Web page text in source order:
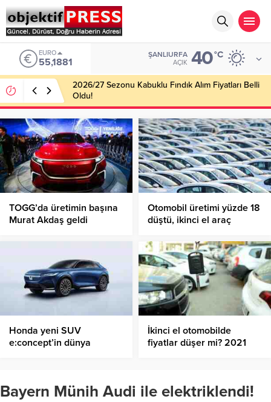
ALTIN
6.660,55
ŞANLIURFA
AÇIK 40°C
Haliliye Belediyesi Her Gün 4 Bin 898 Kişiye Sıcak
Yemek Ulaştırıyor!
TOGG’da üretimin başına
Murat Akdaş geldi
Otomobil üretimi yüzde 18
düştü, ikinci el araç
Honda yeni SUV
e:concept’in dünya
İkinci el otomobilde
fiyatlar düşer mi? 2021
Bayern Münih Audi ile elektriklendi!